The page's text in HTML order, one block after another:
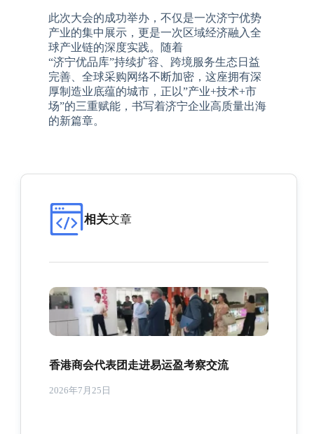
此次大会的成功举办，不仅是一次济宁优势
产业的集中展示，更是一次区域经济融入全
球产业链的深度实践。随着
“济宁优品库”持续扩容、跨境服务生态日益
完善、全球采购网络不断加密，这座拥有深
厚制造业底蕴的城市，正以”产业+技术+市
场”的三重赋能，书写着济宁企业高质量出海
的新篇章。
相关文章
香港商会代表团走进易运盈考察交流
2026年7月25日